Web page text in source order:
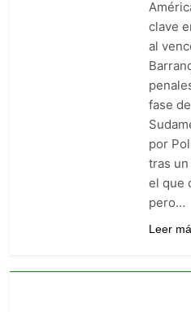
goleó
líder
4 Días Ago
Vuelve
ante el
4 Días Ago
debut
por
3-0 a
4 Días Ago
clave
al
fase
por
tras
el que
pero…
Leer